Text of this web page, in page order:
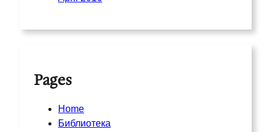
Pages
Home
Библиотека